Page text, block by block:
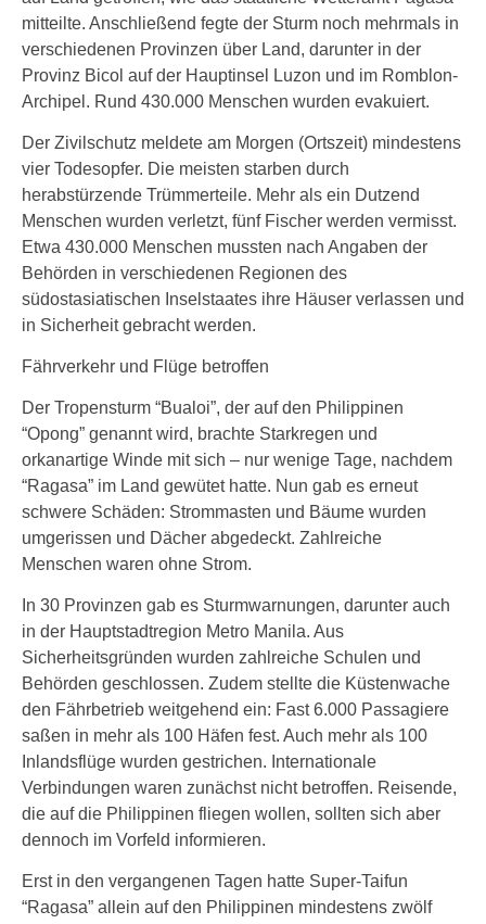
mitteilte. Anschließend fegte der Sturm noch mehrmals in
verschiedenen Provinzen über Land, darunter in der
Provinz Bicol auf der Hauptinsel Luzon und im Romblon-
Archipel. Rund 430.000 Menschen wurden evakuiert.
Der Zivilschutz meldete am Morgen (Ortszeit) mindestens
vier Todesopfer. Die meisten starben durch
herabstürzende Trümmerteile. Mehr als ein Dutzend
Menschen wurden verletzt, fünf Fischer werden vermisst.
Etwa 430.000 Menschen mussten nach Angaben der
Behörden in verschiedenen Regionen des
südostasiatischen Inselstaates ihre Häuser verlassen und
in Sicherheit gebracht werden.
Fährverkehr und Flüge betroffen
Der Tropensturm “Bualoi”, der auf den Philippinen
“Opong” genannt wird, brachte Starkregen und
orkanartige Winde mit sich – nur wenige Tage, nachdem
“Ragasa” im Land gewütet hatte. Nun gab es erneut
schwere Schäden: Strommasten und Bäume wurden
umgerissen und Dächer abgedeckt. Zahlreiche
Menschen waren ohne Strom.
In 30 Provinzen gab es Sturmwarnungen, darunter auch
in der Hauptstadtregion Metro Manila. Aus
Sicherheitsgründen wurden zahlreiche Schulen und
Behörden geschlossen. Zudem stellte die Küstenwache
den Fährbetrieb weitgehend ein: Fast 6.000 Passagiere
saßen in mehr als 100 Häfen fest. Auch mehr als 100
Inlandsflüge wurden gestrichen. Internationale
Verbindungen waren zunächst nicht betroffen. Reisende,
die auf die Philippinen fliegen wollen, sollten sich aber
dennoch im Vorfeld informieren.
Erst in den vergangenen Tagen hatte Super-Taifun
“Ragasa” allein auf den Philippinen mindestens zwölf